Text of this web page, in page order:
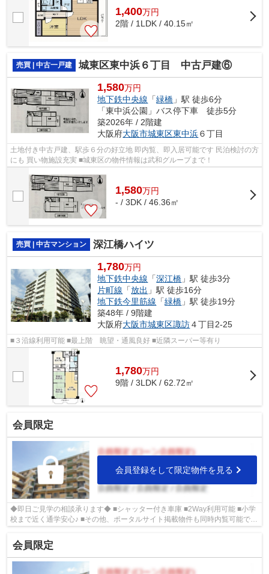
1,400万円
2階 / 1LDK / 40.15㎡
売買 | 中古一戸建 城東区東中浜６丁目 中古戸建⑥
1,580万円
地下鉄中央線 「緑橋 」駅 徒歩6分
「東中浜公園」バス停下車 徒歩5分
築2026年 / 2階建
大阪府大阪市城東区東中浜６丁目
土地付き中古戸建、駅歩６分の好立地 即内覧、即入居可能です 民泊検討の方
にも 買い物施設充実 ■城東区の物件情報は武和グループまで！
1,580万円
- / 3DK / 46.36㎡
売買 | 中古マンション 深江橋ハイツ
1,780万円
地下鉄中央線 「深江橋 」駅 徒歩3分
片町線 「放出 」駅 徒歩16分
地下鉄今里筋線 「緑橋 」駅 徒歩19分
築48年 / 9階建
大阪府大阪市城東区諏訪４丁目2-25
■３沿線利用可能 ■最上階 眺望・通風良好 ■近隣スーパー等有り
1,780万円
9階 / 3LDK / 62.72㎡
会員限定
会員登録をして限定物件を見る
◆即日ご見学の相談承ります◆ ■シャッター付き車庫 ■2Way利用可能 ■小学
校まで近く通学安心♪ ■その他、ポータルサイト掲載物件も同時内覧可能です
♪
会員限定